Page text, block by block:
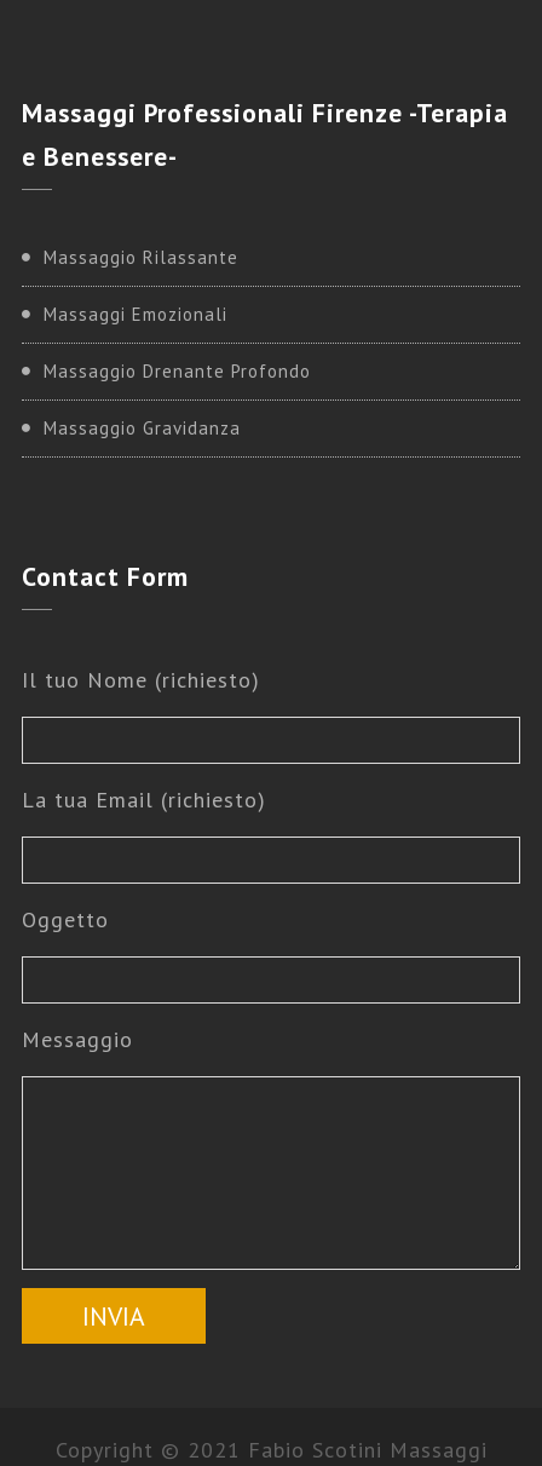
Massaggi Professionali Firenze -Terapia
e Benessere-
Massaggio Rilassante
Massaggi Emozionali
Massaggio Drenante Profondo
Massaggio Gravidanza
Contact Form
Il tuo Nome (richiesto)
La tua Email (richiesto)
Oggetto
Messaggio
Copyright © 2021 Fabio Scotini Massaggi